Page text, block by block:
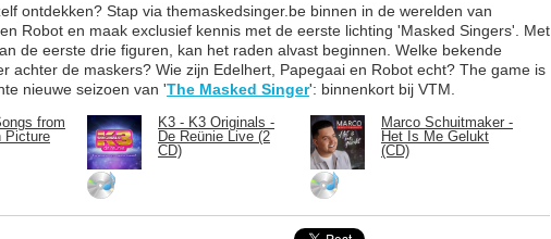
ontdekken? Stap via themaskedsinger.be binnen in de werelden van
Robot en maak exclusief kennis met de eerste lichting 'Masked Singers'. Met
de eerste drie figuren, kan het raden alvast beginnen. Welke bekende
achter de maskers? Wie zijn Edelhert, Papegaai en Robot echt? The game is
nieuwe seizoen van 'The Masked Singer': binnenkort bij VTM.
from
Picture
K3 - K3 Originals -
De Reünie Live (2
CD)
Marco Schuitmaker -
Het Is Me Gelukt
(CD)